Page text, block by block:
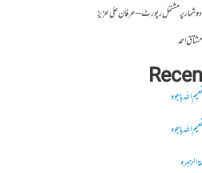
و شمار پر مشتمل رپورٹ – عرفان علی عزیز
احمد
باجوہ
باجوہ